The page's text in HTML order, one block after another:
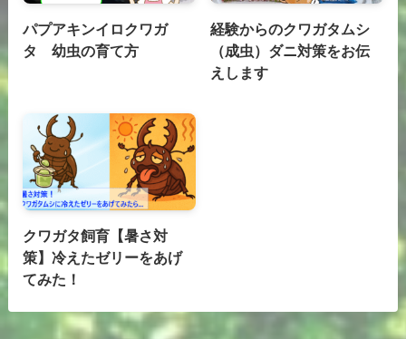
パプアキンイロクワガ
タ 幼虫の育て方
経験からのクワガタムシ
（成虫）ダニ対策をお伝
えします
クワガタ飼育【暑さ対
策】冷えたゼリーをあげ
てみた！